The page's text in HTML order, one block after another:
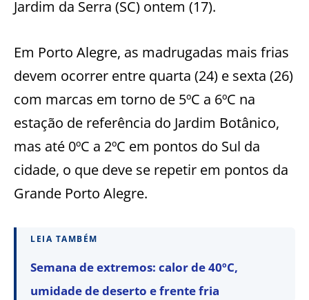
Jardim da Serra (SC) ontem (17).
Em Porto Alegre, as madrugadas mais frias
devem ocorrer entre quarta (24) e sexta (26)
com marcas em torno de 5ºC a 6ºC na
estação de referência do Jardim Botânico,
mas até 0ºC a 2ºC em pontos do Sul da
cidade, o que deve se repetir em pontos da
Grande Porto Alegre.
LEIA TAMBÉM
Semana de extremos: calor de 40ºC,
umidade de deserto e frente fria